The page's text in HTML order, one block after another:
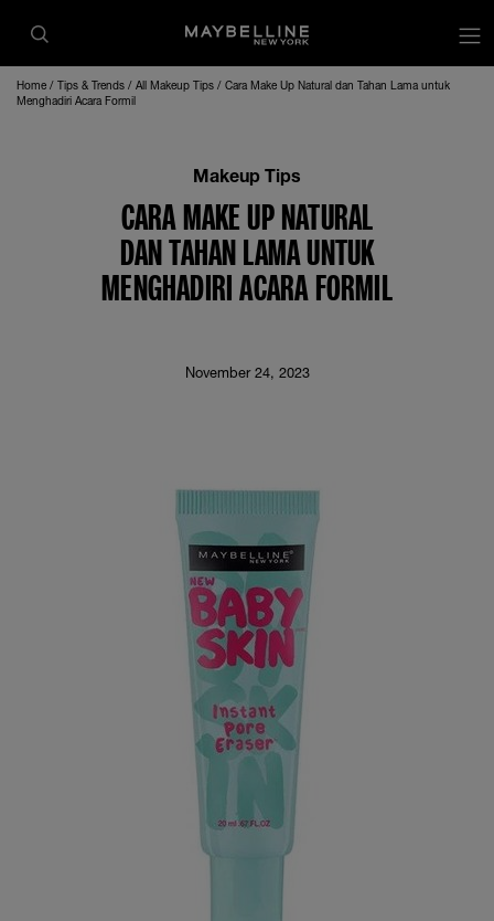
Home Tips & Trends All Makeup Tips
Cara Make Up Natural dan Tahan Lama untuk
Menghadiri Acara Formil
Makeup Tips
CARA MAKE UP NATURAL
DAN TAHAN LAMA UNTUK
MENGHADIRI ACARA FORMIL
November 24, 2023